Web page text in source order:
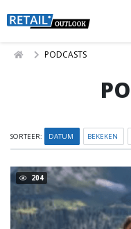
PODCASTS
SORTEER: DATUM BEKEKEN
204